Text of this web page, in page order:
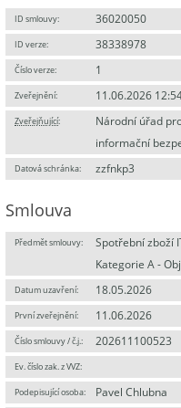
ID smlouvy: 36020050
ID verze: 38338978
Číslo verze: 1
Zveřejnění: 11.06.2026
Zveřejňující:
Národní úřad
informační
Datová schránka: zzfnkp3
Smlouva
Předmět smlouvy:
Spotřební zboží
Kategorie A -
Datum uzavření: 18.05.2026
První zveřejnění: 11.06.2026
Číslo smlouvy / č.j.: 202611100523
Ev. číslo zak. z VVZ:
Podepisující osoba: Pavel Chlubna